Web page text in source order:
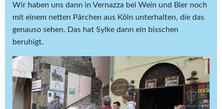
Wir haben uns dann in Vernazza bei Wein und Bier noch
mit einem netten Pärchen aus Köln unterhalten, die das
genauso sehen. Das hat Sylke dann ein bisschen
beruhigt.